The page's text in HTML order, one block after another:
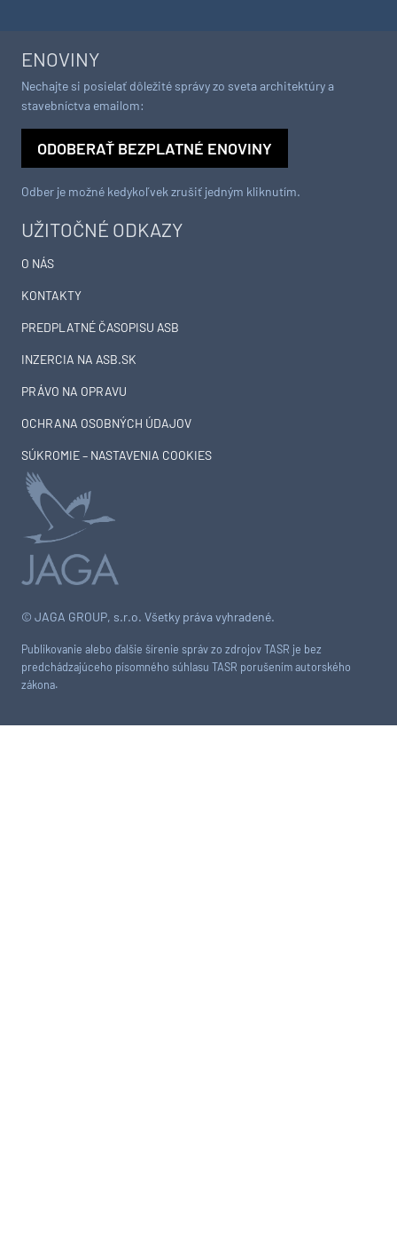
© JAGA GROUP, s.r.o. Všetky práva vyhradené.
Publikovanie alebo ďalšie šírenie správ zo zdrojov TASR je bez
predchádzajúceho písomného súhlasu TASR porušením autorského
zákona.
UŽITOČNÉ ODKAZY
O NÁS
KONTAKTY
PREDPLATNÉ ČASOPISU ASB
INZERCIA NA ASB.SK
PRÁVO NA OPRAVU
OCHRANA OSOBNÝCH ÚDAJOV
SÚKROMIE – NASTAVENIA COOKIES
ENOVINY
Nechajte si posielať dôležité správy zo sveta architektúry a
stavebníctva emailom:
ODOBERAŤ BEZPLATNÉ ENOVINY
Odber je možné kedykoľvek zrušiť jedným kliknutím.